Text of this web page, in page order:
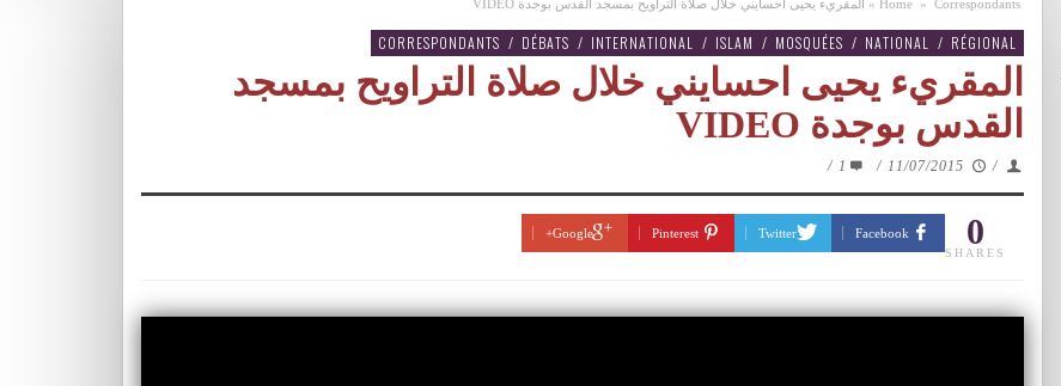
Home » Correspondants
» المقريء يحيى احسايني خلال صلاة التراويح بمسجد القدس بوجدة VIDEO
CORRESPONDANTS / DÉBATS / INTERNATIONAL / ISLAM / MOSQUÉES / NATIONAL / RÉGIONAL
المقريء يحيى احسايني خلال صلاة التراويح بمسجد
القدس بوجدة VIDEO
/
11/07/2015
/
1
/
0
SHARES
Facebook
Twitter
Pinterest
Google+